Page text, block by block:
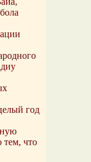
год
тем, что